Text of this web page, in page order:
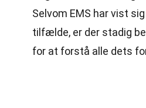
Selvom EMS har vist
tilfælde, er der stadig
for at forstå alle dets